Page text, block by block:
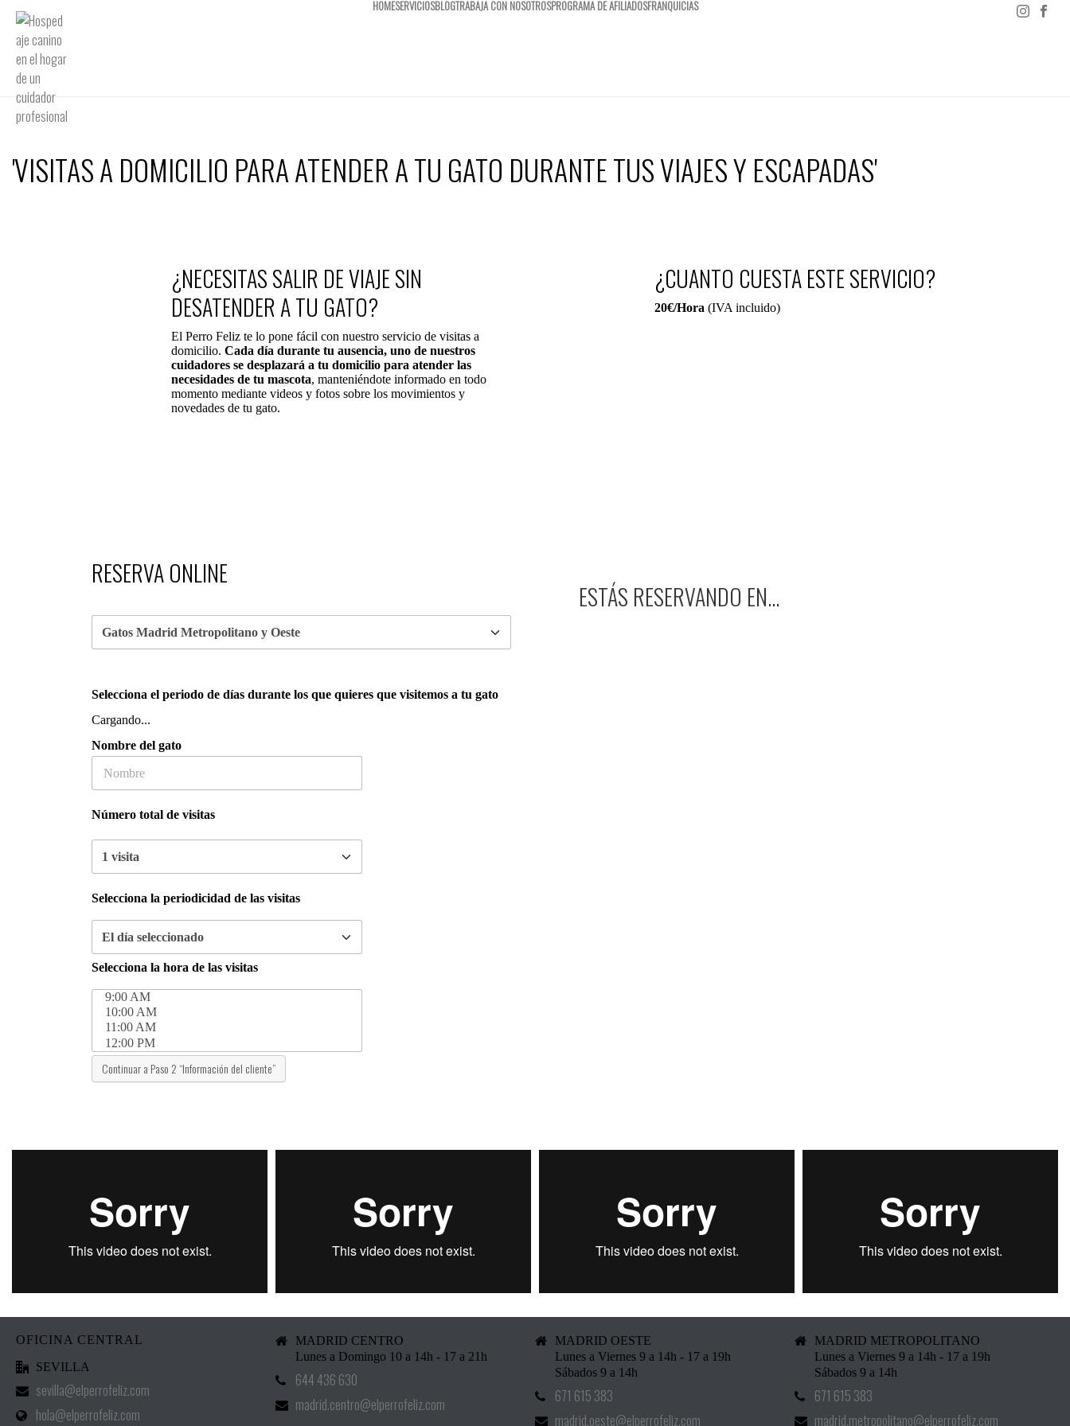
HOMESERVICIOSBLOGTRABAJA CON NOSOTROSPROGRAMA DE AFILIADOSFRANQUICIAS
'VISITAS A DOMICILIO PARA ATENDER A TU GATO DURANTE TUS VIAJES Y ESCAPADAS'
¿NECESITAS SALIR DE VIAJE SIN
DESATENDER A TU GATO?
El Perro Feliz te lo pone fácil con nuestro servicio de visitas a
domicilio. Cada día durante tu ausencia, uno de nuestros
cuidadores se desplazará a tu domicilio para atender las
necesidades de tu mascota, manteniéndote informado en todo
momento mediante videos y fotos sobre los movimientos y
novedades de tu gato.
¿CUANTO CUESTA ESTE SERVICIO?
20€/Hora (IVA incluido)
RESERVA ONLINE
Selecciona el periodo de días durante los que quieres que visitemos a tu gato
Cargando...
Nombre del gato
Número total de visitas
Selecciona la periodicidad de las visitas
Selecciona la hora de las visitas
Continuar a Paso 2 “Información del cliente”
ESTÁS RESERVANDO EN…
OFICINA CENTRAL
SEVILLA
sevilla@elperrofeliz.com
hola@elperrofeliz.com
MADRID CENTRO
Lunes a Domingo 10 a 14h - 17 a 21h
644 436 630
madrid.centro@elperrofeliz.com
MADRID OESTE
Lunes a Viernes 9 a 14h - 17 a 19h
Sábados 9 a 14h
671 615 383
madrid.oeste@elperrofeliz.com
MADRID METROPOLITANO
Lunes a Viernes 9 a 14h - 17 a 19h
Sábados 9 a 14h
671 615 383
madrid.metropolitano@elperrofeliz.com